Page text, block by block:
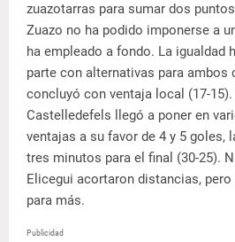
zuazotarras para sumar dos
Zuazo no ha podido imponerse a
ha empleado a fondo. La igualdad
parte con alternativas para ambos
concluyó con ventaja local (17-15).
Castelledefels llegó a poner en
ventajas a su favor de 4 y 5 goles,
tres minutos para el final (30-25).
Elicegui acortaron distancias,
para más.
Publicidad